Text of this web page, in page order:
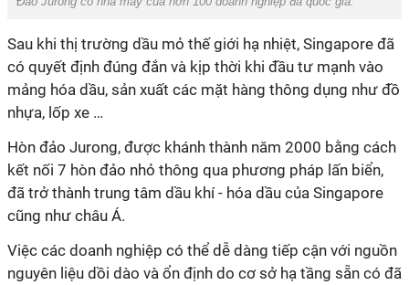
Sau khi thị trường dầu mỏ thế giới hạ nhiệt, Singapore đã
có quyết định đúng đắn và kịp thời khi đầu tư mạnh vào
mảng hóa dầu, sản xuất các mặt hàng thông dụng như đồ
nhựa, lốp xe …
Hòn đảo Jurong, được khánh thành năm 2000 bằng cách
kết nối 7 hòn đảo nhỏ thông qua phương pháp lấn biển,
đã trở thành trung tâm dầu khí - hóa dầu của Singapore
cũng như châu Á.
Việc các doanh nghiệp có thể dễ dàng tiếp cận với nguồn
nguyên liệu dồi dào và ổn định do cơ sở hạ tầng sẵn có đã